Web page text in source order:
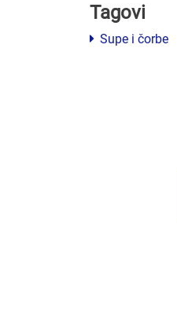
Tagovi
Supe i čorbe